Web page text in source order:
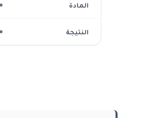
المادة
النتيجة